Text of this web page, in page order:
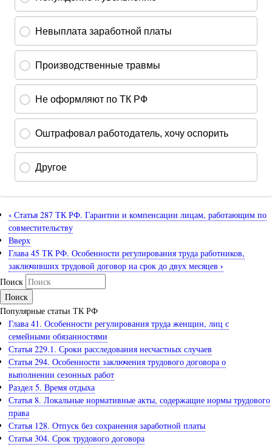
‹ Статья 287 ТК РФ. Гарантии и компенсации лицам, работающим по
совместительству
Вверх
Глава 45 ТК РФ. Особенности регулирования труда работников,
заключивших трудовой договор на срок до двух месяцев ›
Поиск
Популярные статьи ТК РФ
Глава 41. Особенности регулирования труда женщин, лиц с
семейными обязанностями
Статья 229.1. Сроки расследования несчастных случаев
Статья 294. Особенности заключения трудового договора о
выполнении сезонных работ
Раздел 5. Время отдыха
Статья 8. Локальные нормативные акты, содержащие нормы трудового
права
Статья 128. Отпуск без сохранения заработной платы
Статья 304. Срок трудового договора